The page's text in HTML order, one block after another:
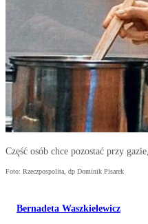
Część osób chce pozostać przy
Foto: Rzeczpospolita, dp Dominik Pisarek
Bernadeta Waszkielewicz